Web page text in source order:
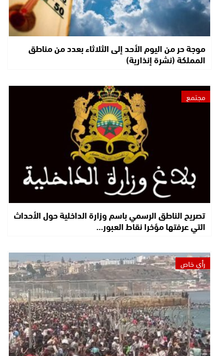
موجة حر من اليوم الأحد إلى الثلاثاء بعدد من مناطق
المملكة (نشرة إنذارية)
مجتمع
تصريح الناطق الرسمي باسم وزارة الداخلية حول الأحداث
التي عرفتها مؤخرا نقاط العبور…
رأي خاص